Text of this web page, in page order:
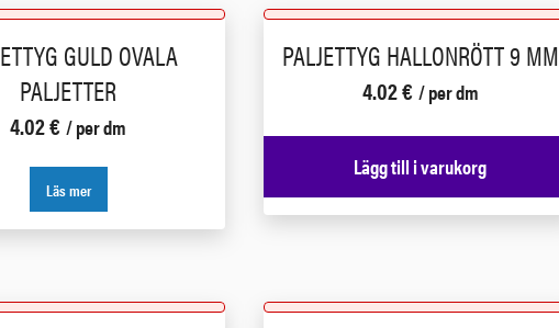
GULD OVALA
PALJETTER
4.02€ / per dm
Läs mer
PALJETTYG HALLONRÖTT 9 MM
4.02€ / per dm
Lägg till i varukorg